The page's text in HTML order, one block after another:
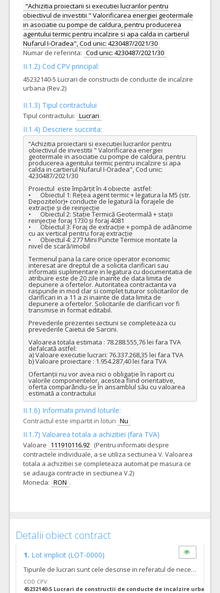
“Achizitia proiectarii si executiei lucrarilor pentru
obiectivul de investitii " Valorificarea energiei geotermale
in asociatie cu pompe de caldura, pentru producerea
agentului termic pentru incalzire si apa calda in cartierul
Nufarul I-Oradea", Cod unic: 4230487/2021/30
Numar de referinta: Cod unic: 4230487/2021/30
II.1.2) Cod CPV principal:
45232140-5 Lucrari de constructii de conducte de incalzire
urbana (Rev.2)
II.1.3) Tipul contractului
Tipul contractului: Lucrari
II.1.4) Descriere succinta:
“Achizitia proiectarii si executiei lucrarilor pentru
obiectivul de investitii " Valorificarea energiei
geotermale in asociatie cu pompe de caldura, pentru
producerea agentului termic pentru incalzire si apa
calda in cartierul Nufarul I-Oradea", Cod unic:
4230487/2021/30
Proiectul  este împărțit în 4 obiecte  astfel:
•	Obiectul 1: Rețea agent termic + legatura la M5 (str.
Depozitelor)+ conducte de legatură la forajele de
extracție și de reinjecție
•	Obiectul 2: Stație Termică Geotermală + stații
reinjecție foraj 1730 și foraj 4081
•	Obiectul 3: Foraj de extracție + pompă de adâncime
cu ax vertical pentru foraj extracție
•	Obiectul 4: 277 Mini Puncte Termice montate la
nivel de scară/imobil
Termenul pana la care orice operator economic
interesat are dreptul de a solicita clarificari sau
informatii suplimentare in legatura cu documentatia de
atribuire este de 20 zile inainte de data limita de
depunere a ofertelor. Autoritatea contractanta va
raspunde in mod clar si complet tuturor solicitarilor de
clarificari in a 11 a zi inainte de data limita de
depunere a ofertelor. Solicitarile de clarificari vor fi
transmise in format editabil.
Prevederile prezentei sectiuni se completeaza cu
prevederile Caietui de Sarcini.
Valoarea totala estimata : 78.288.555,76 lei fara TVA
defalcată astfel:
a) Valoare executie lucrari: 76.337.268,35 lei fara TVA
b) Valoare proiectare : 1.954.287,40 lei fara TVA
Ofertanții nu vor avea nici o obligație în raport cu
valorile componentelor, acestea fiind orientative,
oferta comparându-se în ansamblul său cu valoarea
estimată a contractului
II.1.6) Informatii privind loturile:
Contractul este impartit in loturi Nu
II.1.7) Valoarea totala a achizitiei (fara TVA)
Valoare 111910116.92 (Pentru informatii despre
contractele individuale, a se utiliza sectiunea V. Valoarea
totala a achizitiei se completeaza automat pe masura ce
se adauga contracte in sectiunea V.2)
Moneda: RON .
Detalii obiect contract
1. Lot implicit (LOT-0000)
Tipurile de lucrari sunt cele descrise in referatul de necesitate nr. 121091/22.03.2021, precum si in caietul de sarcini nr.121077/22.03.2021 dupa cum urmeaza: Obiectul contractului este reprezentat de: 1. Întocmirea tuturor documentaţiilor de proiectare pentru fazele: Obţinerea tuturor avizelor şi autorizaţiilor necesare de la toate autorităţile naţionale a căror legislaţie impune acest lucru şi pentru toate fazele de derulare a contractului (de exemplu: ISC ICIR, Pompieri, etc), a tuturor avizelor de racordare la utilități ale investiției (de exemplu: SDEE Electrica SA, Compania de Apă Oradea, SC Termoficare Oradea SA, etc), DTAC, Proiect tehnic, Detalii de execuţie, Documentaţie pentru obţinerea autorizaţiei de funcţionare ISCIR (dacă este cazul), Plan de securitate şi sănătate pe şantier, AS-BUILT (incluzând şi cărţile conductelor). Obținerea aprobarii planurilor de control şi verificare care contine şi fazele determinante ale lucrărilor, de către Inspectoratul de Stat în Construcţii (dupa caz). 2. Asistenţă tehnică din partea proiectantului; 3.Achiziţia de materiale și echipamente; 4. Execuţia lucrărilor şi punerea în funcţiune a instalaţiilor; 5. Testarea şi punerea în funcţiune (PIF), după efectuarea recepției la terminarea lucrărilor de execuţie. În timpul acestei perioade, Antreprenorul trebuie ca, în paralel, să desfăşoare Programul de Instruire (training) a personalul operatorului.
COD CPV:
45232140-5 Lucrari de constructii de conducte de incalzire urbana